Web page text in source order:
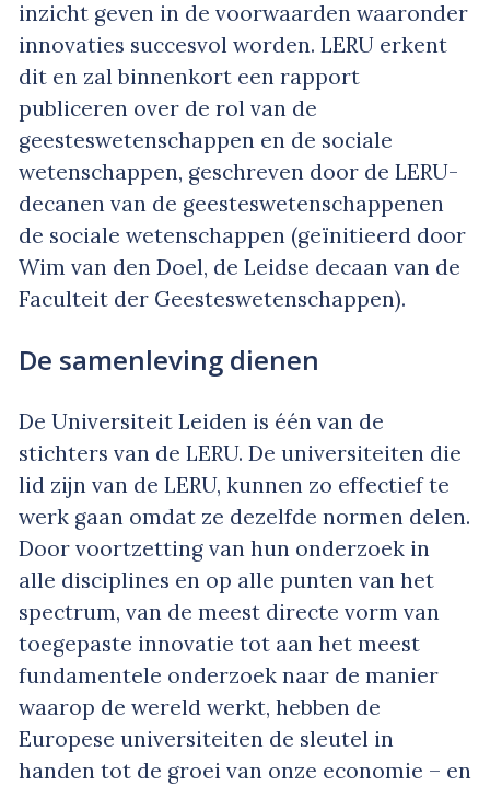
inzicht geven in de voorwaarden waaronder
innovaties succesvol worden. LERU erkent
dit en zal binnenkort een rapport
publiceren over de rol van de
geesteswetenschappen en de sociale
wetenschappen, geschreven door de LERU-
decanen van de geesteswetenschappenen
de sociale wetenschappen (geïnitieerd door
Wim van den Doel, de Leidse decaan van de
Faculteit der Geesteswetenschappen).
De samenleving dienen
De Universiteit Leiden is één van de
stichters van de LERU. De universiteiten die
lid zijn van de LERU, kunnen zo effectief te
werk gaan omdat ze dezelfde normen delen.
Door voortzetting van hun onderzoek in
alle disciplines en op alle punten van het
spectrum, van de meest directe vorm van
toegepaste innovatie tot aan het meest
fundamentele onderzoek naar de manier
waarop de wereld werkt, hebben de
Europese universiteiten de sleutel in
handen tot de groei van onze economie – en